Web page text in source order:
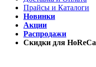
Прайсы и Каталоги
Новинки
Акции
Распродажи
Скидки для HoReCa